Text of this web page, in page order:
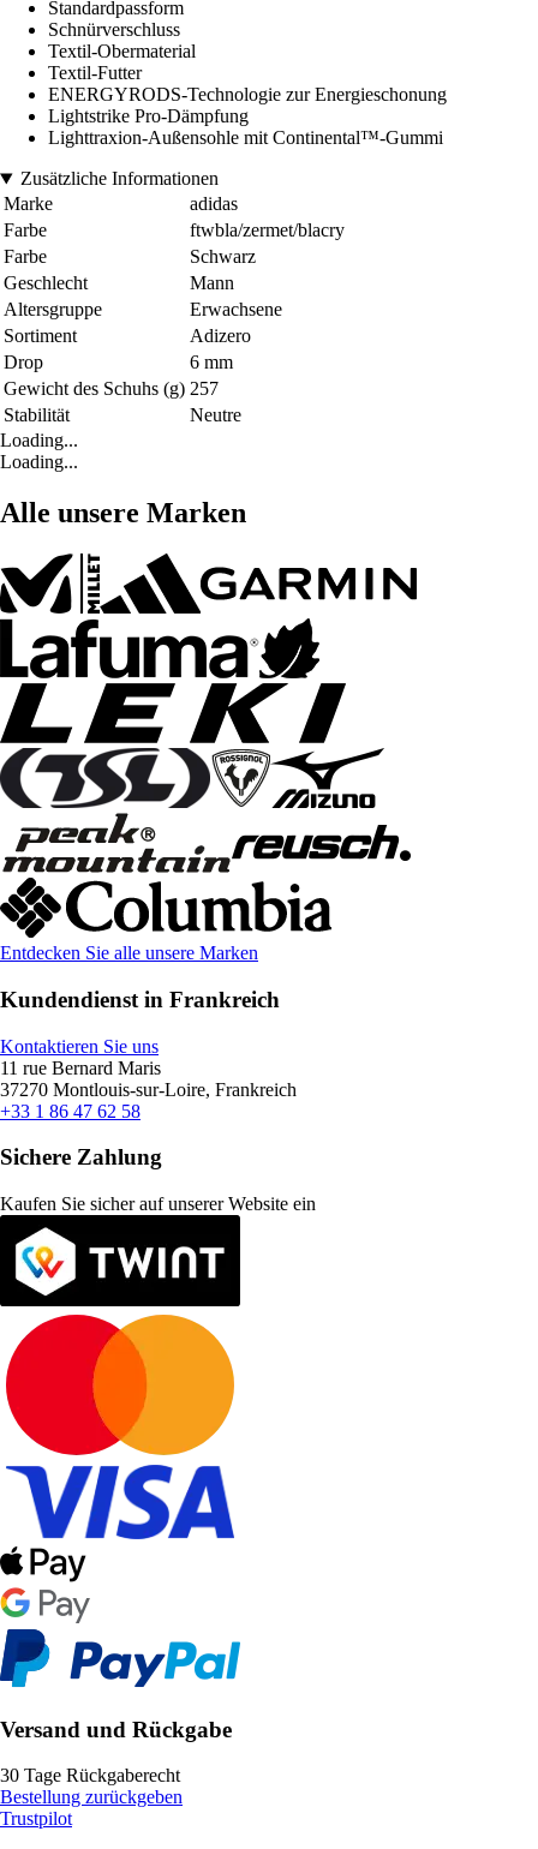
Standardpassform
Schnürverschluss
Textil-Obermaterial
Textil-Futter
ENERGYRODS-Technologie zur Energieschonung
Lightstrike Pro-Dämpfung
Lighttraxion-Außensohle mit Continental™-Gummi
Zusätzliche Informationen
Marke
adidas
Farbe
ftwbla/zermet/blacry
Farbe
Schwarz
Geschlecht
Mann
Altersgruppe
Erwachsene
Sortiment
Adizero
Drop
6 mm
Gewicht des Schuhs (g) 257
Stabilität
Neutre
Loading...
Loading...
Alle unsere Marken
Entdecken Sie alle unsere Marken
Kundendienst in Frankreich
Kontaktieren Sie uns
11 rue Bernard Maris
37270 Montlouis-sur-Loire, Frankreich
+33 1 86 47 62 58
Sichere Zahlung
Kaufen Sie sicher auf unserer Website ein
Versand und Rückgabe
30 Tage Rückgaberecht
Bestellung zurückgeben
Trustpilot